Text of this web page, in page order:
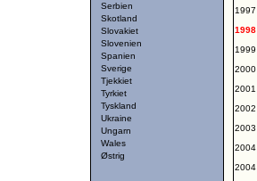
Serbien
Skotland
Slovakiet
Slovenien
Spanien
Sverige
Tjekkiet
Tyrkiet
Tyskland
Ukraine
Ungarn
Wales
Østrig
1997
1998
1999
2000
2001
2002
2003
2004
2004